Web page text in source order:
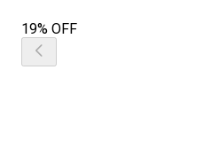
19% OFF